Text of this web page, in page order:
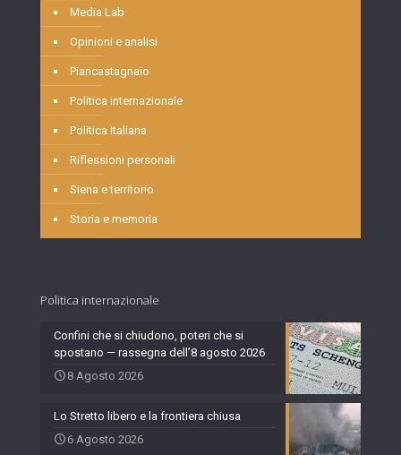
Media Lab
Opinioni e analisi
Piancastagnaio
Politica internazionale
Politica Italiana
Riflessioni personali
Siena e territorio
Storia e memoria
Politica internazionale
Confini che si chiudono, poteri che si
spostano — rassegna dell’8 agosto 2026
8 Agosto 2026
Lo Stretto libero e la frontiera chiusa
6 Agosto 2026